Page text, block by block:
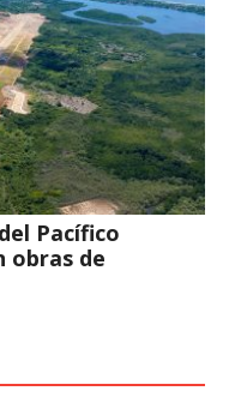
Pacífico
obras de